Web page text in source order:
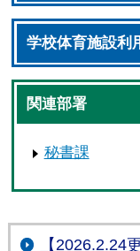
学校体育施設利
関連部署
秘書課
【2026.2.24